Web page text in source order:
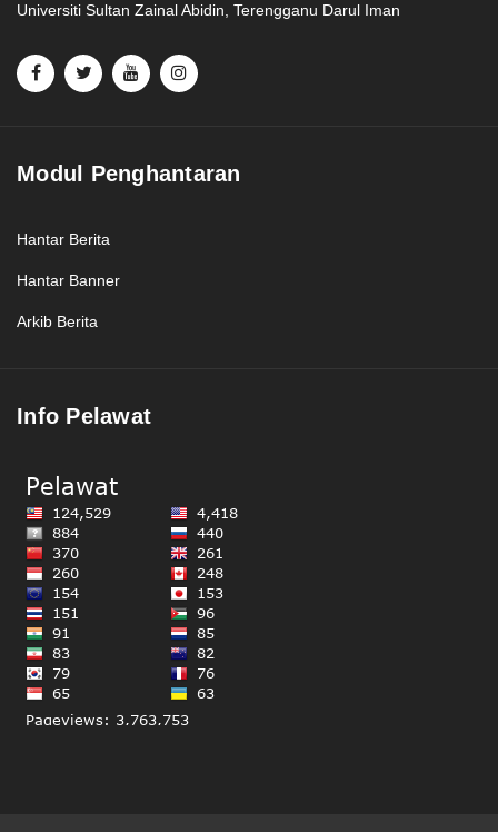
Universiti Sultan Zainal Abidin, Terengganu Darul Iman
Modul Penghantaran
Hantar Berita
Hantar Banner
Arkib Berita
Info Pelawat